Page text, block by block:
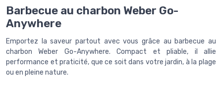
Barbecue au charbon Weber Go-
Anywhere
Emportez la saveur partout avec vous grâce au barbecue au
charbon Weber Go-Anywhere. Compact et pliable, il allie
performance et praticité, que ce soit dans votre jardin, à la plage
ou en pleine nature.